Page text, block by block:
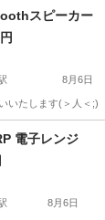
スピーカー
8月6日
いたします(＞人＜;)
橋駅 オーディオ
SHARP 電子レンジ
8月6日